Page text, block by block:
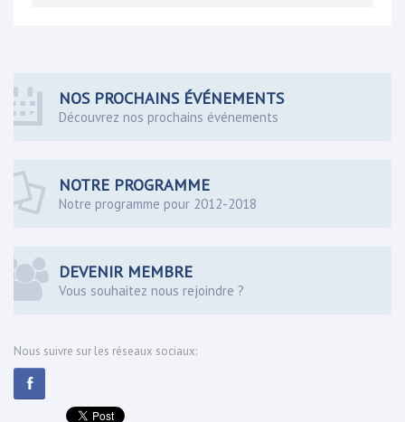
garantit des libertés fondamentales comme la liberté
d’expression. Le devoir des responsables politiques,
élus par leurs pairs, est d’assurer le bien-être…
NOS PROCHAINS ÉVÉNEMENTS
Découvrez nos prochains événements
NOTRE PROGRAMME
Notre programme pour 2012-2018
DEVENIR MEMBRE
Vous souhaitez nous rejoindre ?
Nous suivre sur les réseaux sociaux: